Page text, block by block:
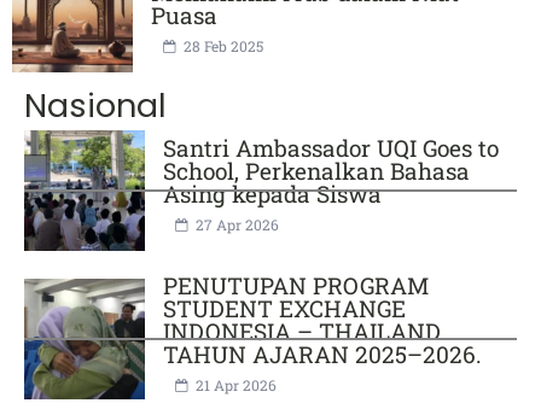
Puasa
28 Feb 2025
Nasional
Santri Ambassador UQI Goes to
School, Perkenalkan Bahasa
Asing kepada Siswa
27 Apr 2026
PENUTUPAN PROGRAM
STUDENT EXCHANGE
INDONESIA – THAILAND
TAHUN AJARAN 2025–2026.
21 Apr 2026